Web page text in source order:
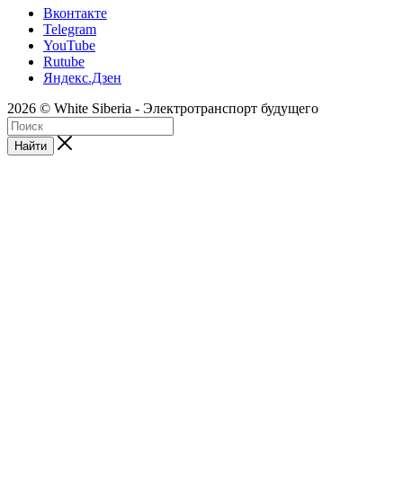
Вконтакте
Telegram
YouTube
Rutube
Яндекс.Дзен
2026 © White Siberia - Электротранспорт будущего
Найти